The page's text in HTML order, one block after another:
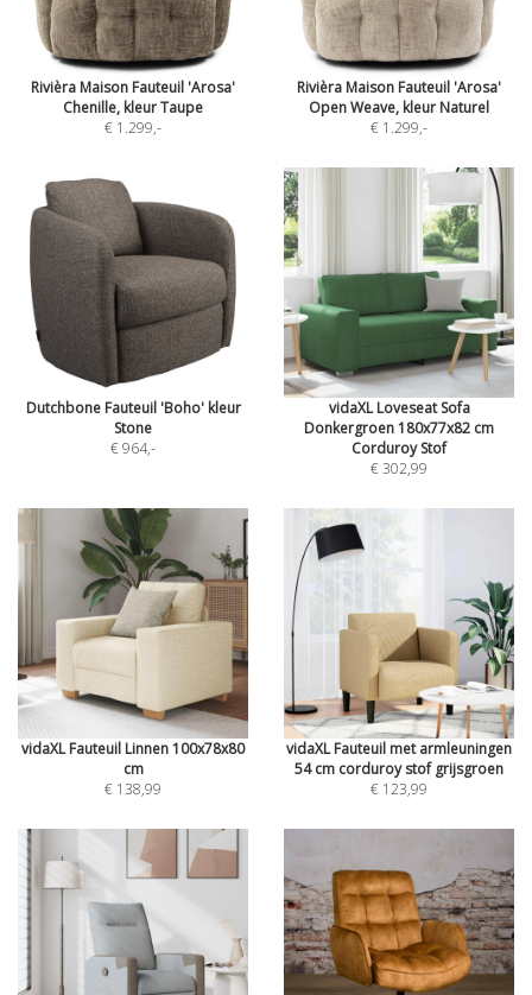
Rivièra Maison Fauteuil 'Arosa'
Chenille, kleur Taupe
€ 1.299,-
Rivièra Maison Fauteuil 'Arosa'
Open Weave, kleur Naturel
€ 1.299,-
Dutchbone Fauteuil 'Boho' kleur
Stone
€ 964,-
vidaXL Loveseat Sofa
Donkergroen 180x77x82 cm
Corduroy Stof
€ 302,99
vidaXL Fauteuil Linnen 100x78x80
cm
€ 138,99
vidaXL Fauteuil met armleuningen
54 cm corduroy stof grijsgroen
€ 123,99